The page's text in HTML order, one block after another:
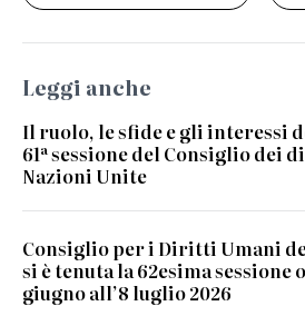
Leggi anche
Il ruolo, le sfide e gli interessi
61ª sessione del Consiglio dei
Nazioni Unite
Consiglio per i Diritti Umani
si è tenuta la 62esima sessione
giugno all’8 luglio 2026